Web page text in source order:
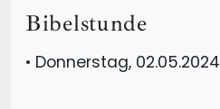
Bibelstunde
• Donnerstag, 02.05.2024